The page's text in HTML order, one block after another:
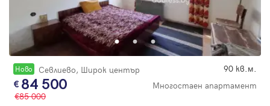
Новo Севлиево, Широк център 90 кв.м.
84 500
Многостаен апартамент
85 000